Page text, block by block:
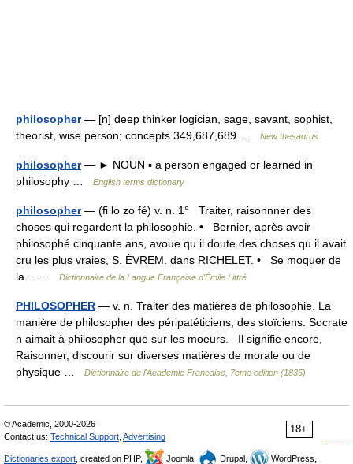
philosopher— [n] deep thinker logician, sage, savant, sophist,
theorist, wise person; concepts 349,687,689 …
New thesaurus
philosopher— ► NOUN ▪ a person engaged or learned in
philosophy …
English terms dictionary
philosopher— (fi lo zo fé) v. n. 1° Traiter, raisonnner des
choses qui regardent la philosophie. • Bernier, après avoir
philosophé cinquante ans, avoue qu il doute des choses qu il avait
cru les plus vraies, S. ÉVREM. dans RICHELET. • Se moquer de
la… …
Dictionnaire de la Langue Française d'Émile Littré
PHILOSOPHER — v. n. Traiter des matières de philosophie. La
manière de philosopher des péripatéticiens, des stoïciens. Socrate
n aimait à philosopher que sur les moeurs. Il signifie encore,
Raisonner, discourir sur diverses matières de morale ou de
physique …
Dictionnaire de l'Academie Francaise, 7eme edition (1835)
18+
© Academic, 2000-2026
Contact us: Technical Support Advertising
Dictionaries export , created on PHP, Joomla, Drupal,
WordPress,